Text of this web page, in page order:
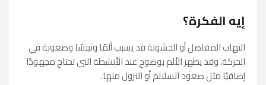
إيه الفكرة؟
التهاب المفاصل أو الخشونة قد يسبب ألمًا وتيبسًا وصعوبة في
الحركة. وقد يظهر الألم بوضوح عند الأنشطة التي تحتاج مجهودًا
إضافيًا مثل صعود السلالم أو النزول منها.